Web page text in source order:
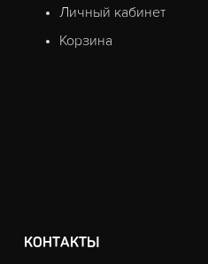
Личный кабинет
Корзина
КОНТАКТЫ